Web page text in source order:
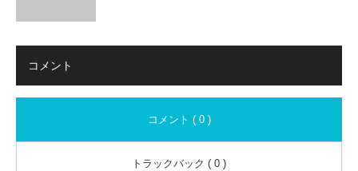
コメント
コメント ( 0 )
トラックバック ( 0 )